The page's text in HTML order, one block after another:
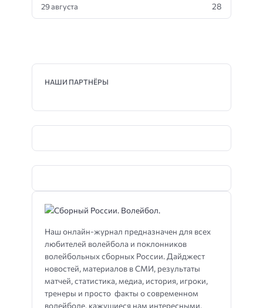
29 августа 28
Наш онлайн-журнал предназначен для всех
любителей волейбола и поклонников
волейбольных сборных России. Дайджест
новостей, материалов в СМИ, результаты
матчей, статистика, медиа, история, игроки,
тренеры и просто факты о современном
волейболе, кажущиеся нам интересными.
НАШИ ПАРТНЁРЫ